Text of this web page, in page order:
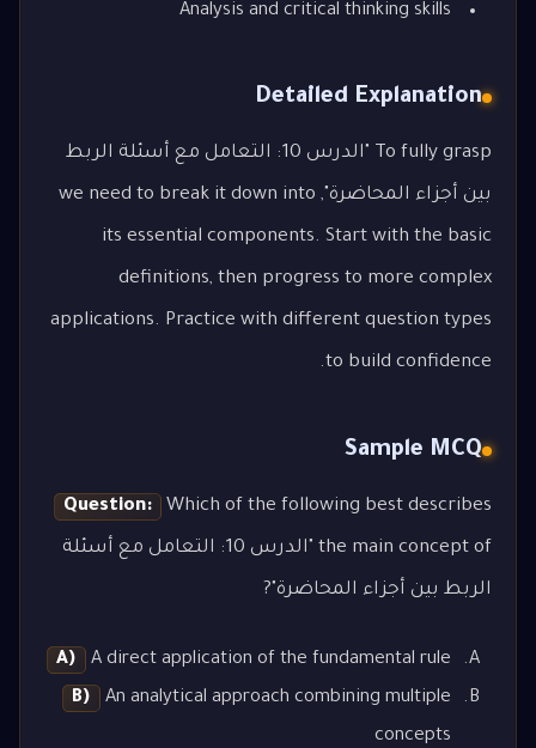
Analysis and critical thinking skills
Detailed Explanation
To fully grasp "الدرس 10: التعامل مع أسئلة الربط
بين أجزاء المحاضرة", we need to break it down into
its essential components. Start with the basic
definitions, then progress to more complex
applications. Practice with different question types
to build confidence.
Sample MCQ
Question: Which of the following best describes
the main concept of "الدرس 10: التعامل مع أسئلة
الربط بين أجزاء المحاضرة"?
A)
A direct application of the fundamental rule
B)
An analytical approach combining multiple
concepts